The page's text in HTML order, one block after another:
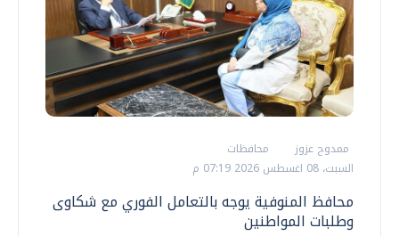
ممدوح عزوز
محافظات
السبت، 08 اغسطس 2026 07:19 م
محافظ المنوفية يوجه بالتعامل الفوري مع شكاوى
وطلبات المواطنين